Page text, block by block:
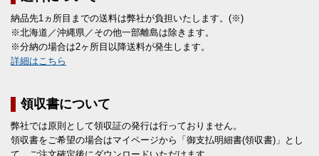
納品先1ヵ所目までの送料は弊社が負担いたします。(※)
※北海道／沖縄県／その他一部離島は除きます。
※分納の場合は2ヶ所目以降送料が発生します。
詳細はこちら
領収書について
弊社では原則として領収証の発行は行っておりません。
領収書をご希望の場合はマイページから「御支払明細書(領収書)」とし